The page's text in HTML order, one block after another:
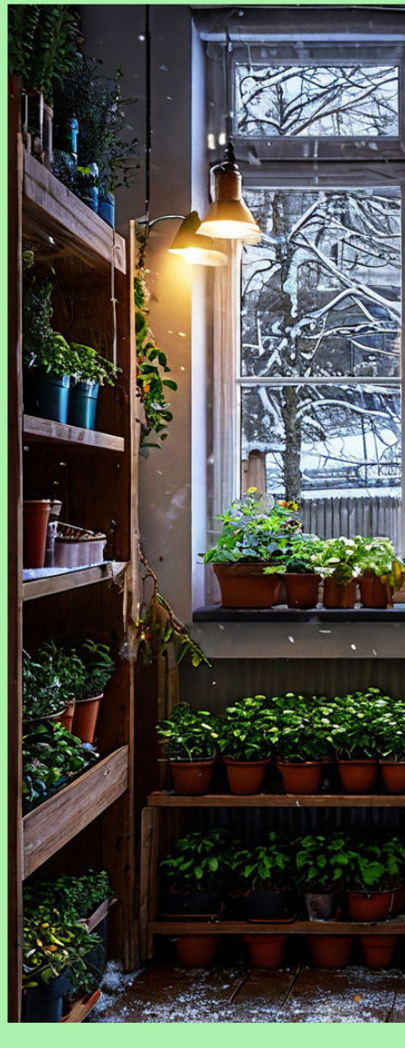
Как защитить растения от зимних морозов: проверенные
методы